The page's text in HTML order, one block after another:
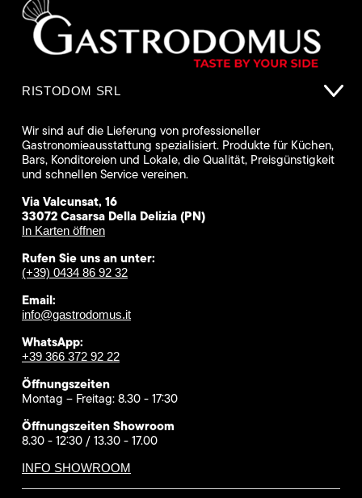
RISTODOM SRL
Wir sind auf die Lieferung von professioneller
Gastronomieausstattung spezialisiert. Produkte für Küchen,
Bars, Konditoreien und Lokale, die Qualität, Preisgünstigkeit
und schnellen Service vereinen.
Via Valcunsat, 16
33072 Casarsa Della Delizia (PN)
In Karten öffnen
Rufen Sie uns an unter:
(+39) 0434 86 92 32
Email:
info@gastrodomus.it
WhatsApp:
+39 366 372 92 22
Öffnungszeiten
Montag – Freitag: 8.30 - 17:30
Öffnungszeiten Showroom
8.30 - 12:30 / 13.30 - 17.00
INFO SHOWROOM